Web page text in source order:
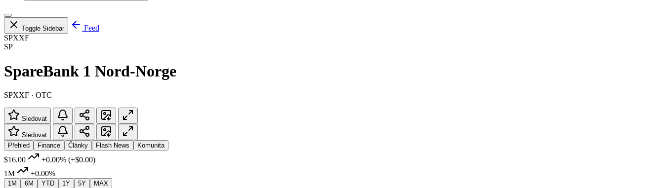
Toggle Sidebar
Feed
SPXXF
SP
SpareBank 1 Nord-Norge
SPXXF · OTC
Sledovat
Sledovat
Přehled
Finance Články Flash News Komunita
$16.00 +0.00% (+$0.00)
1M
+0.00%
1M 6M YTD 1Y 5Y MAX